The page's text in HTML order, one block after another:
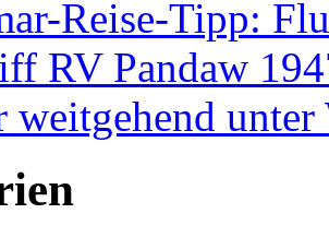
Reise-Tipp:
RV Pandaw
weitgehend unter